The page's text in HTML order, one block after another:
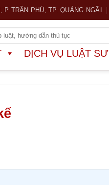
P TRẦN PHÚ, TP. QUẢNG NGÃI
DỊCH VỤ LUẬT SƯ